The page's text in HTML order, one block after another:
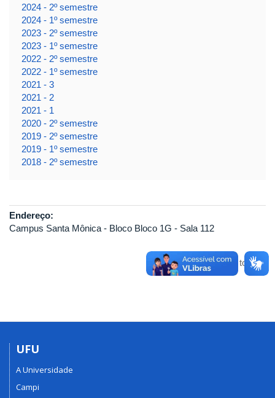
2024 - 2º semestre
2024 - 1º semestre
2023 - 2º semestre
2023 - 1º semestre
2022 - 2º semestre
2022 - 1º semestre
2021 - 3
2021 - 2
2021 - 1
2020 - 2º semestre
2019 - 2º semestre
2019 - 1º semestre
2018 - 2º semestre
Endereço:
Campus Santa Mônica - Bloco Bloco 1G - Sala 112
Voltar para o topo
UFU
A Universidade
Campi